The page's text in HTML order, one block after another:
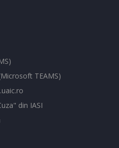
TEAMS)
din IASI